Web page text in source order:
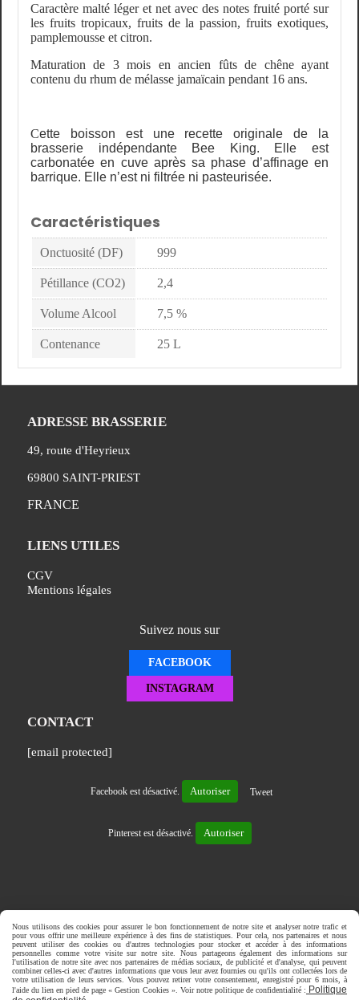
Caractère malté léger et net avec des notes fruité porté sur
les fruits tropicaux, fruits de la passion, fruits exotiques,
pamplemousse et citron.
Maturation de 3 mois en ancien fûts de chêne ayant
contenu du rhum de mélasse jamaïcain pendant 16 ans.
Cette boisson est une recette originale de la
brasserie indépendante Bee King. Elle est
carbonatée en cuve après sa phase d’affinage en
barrique. Elle n’est ni filtrée ni pasteurisée.
Caractéristiques
Onctuosité (DF) 999
Pétillance (CO2) 2,4
Volume Alcool 7,5 %
Contenance 25 L
ADRESSE BRASSERIE
49, route d'Heyrieux
69800 SAINT-PRIEST
FRANCE
LIENS UTILES
CGV
Mentions légales
Suivez nous sur
FACEBOOK
INSTAGRAM
CONTACT
[email protected]
Facebook est désactivé. Autoriser Tweet
Pinterest est désactivé. Autoriser
Politique de confidentialité
Gestion cookies
Mon Compte
Créer un site internet
Nous utilisons des cookies pour assurer le bon fonctionnement de notre site et analyser notre trafic et
pour vous offrir une meilleure expérience à des fins de statistiques. Pour cela, nos partenaires et nous
peuvent utiliser des cookies ou d'autres technologies pour stocker et accéder à des informations
personnelles comme votre visite sur notre site. Nous partageons également des informations sur
l'utilisation de notre site avec nos partenaires de médias sociaux, de publicité et d'analyse, qui peuvent
combiner celles-ci avec d'autres informations que vous leur avez fournies ou qu'ils ont collectées lors de
votre utilisation de leurs services. Vous pouvez retirer votre consentement, enregistré pour 6 mois, à
l'aide du lien en pied de page « Gestion Cookies ». Voir notre politique de confidentialité : Politique